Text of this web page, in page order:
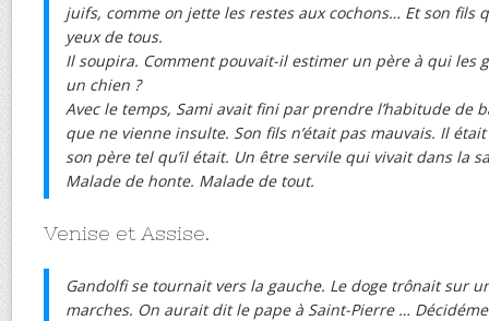
juifs, comme on jette les restes aux cochons… Et son fils
yeux de tous.
Il soupira. Comment pouvait-il estimer un père à qui les
un chien ?
Avec le temps, Sami avait fini par prendre l’habitude de
que ne vienne insulte. Son fils n’était pas mauvais. Il
son père tel qu’il était. Un être servile qui vivait dans la
Malade de honte. Malade de tout.
Venise et Assise.
Gandolfi se tournait vers la gauche. Le doge trônait sur
marches. On aurait dit le pape à Saint-Pierre …